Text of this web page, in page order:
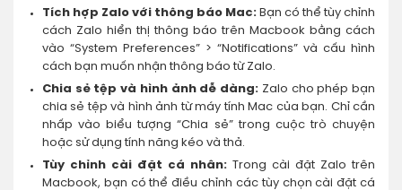
Tích hợp Zalo với thông báo Mac:Bạn có thể tùy chỉnh
cách Zalo hiển thị thông báo trên Macbook bằng cách
vào “System Preferences” > “Notifications” và cấu hình
cách bạn muốn nhận thông báo từ Zalo.
Chia sẻ tệp và hình ảnh dễ dàng: Zalo cho phép bạn
chia sẻ tệp và hình ảnh từ máy tính Mac của bạn. Chỉ cần
nhấp vào biểu tượng “Chia sẻ” trong cuộc trò chuyện
hoặc sử dụng tính năng kéo và thả.
Tùy chỉnh cài đặt cá nhân:Trong cài đặt Zalo trên
Macbook, bạn có thể điều chỉnh các tùy chọn cài đặt cá